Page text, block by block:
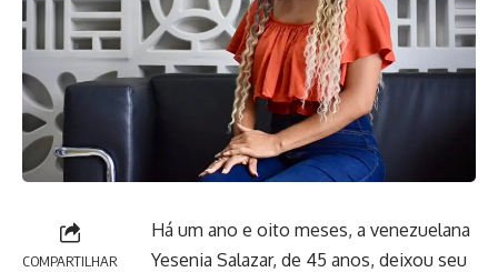
COMPARTILHAR
Há um ano e oito meses, a venezuelana
Yesenia Salazar, de 45 anos, deixou seu